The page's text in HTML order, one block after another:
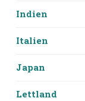
Indien
Italien
Japan
Lettland